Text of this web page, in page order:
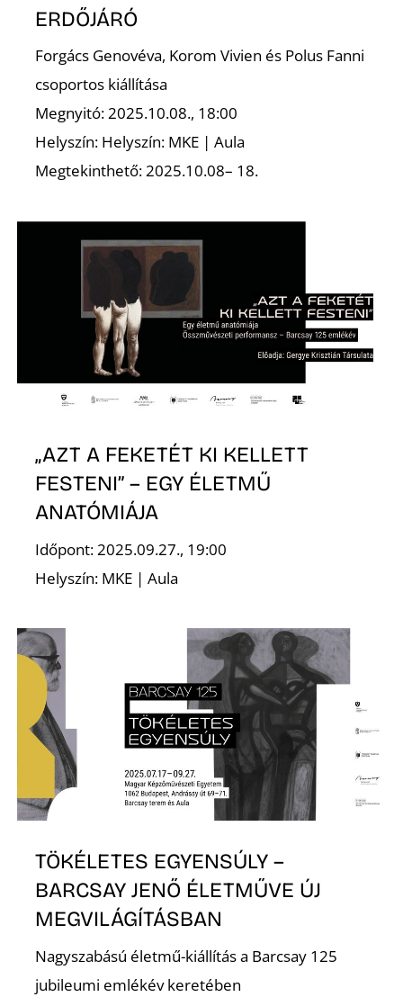
ERDŐJÁRÓ
Forgács Genovéva, Korom Vivien és Polus Fanni
csoportos kiállítása
Megnyitó: 2025.10.08., 18:00
Helyszín: Helyszín: MKE | Aula
Megtekinthető: 2025.10.08– 18.
„AZT A FEKETÉT KI KELLETT
FESTENI” – EGY ÉLETMŰ
ANATÓMIÁJA
Időpont: 2025.09.27., 19:00
Helyszín: MKE | Aula
TÖKÉLETES EGYENSÚLY –
BARCSAY JENŐ ÉLETMŰVE ÚJ
MEGVILÁGÍTÁSBAN
Nagyszabású életmű-kiállítás a Barcsay 125
jubileumi emlékév keretében